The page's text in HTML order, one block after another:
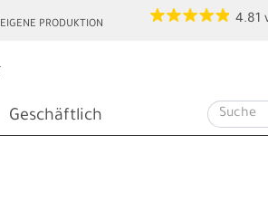
EIGENE PRODUKTION 4.81
Geschäftlich